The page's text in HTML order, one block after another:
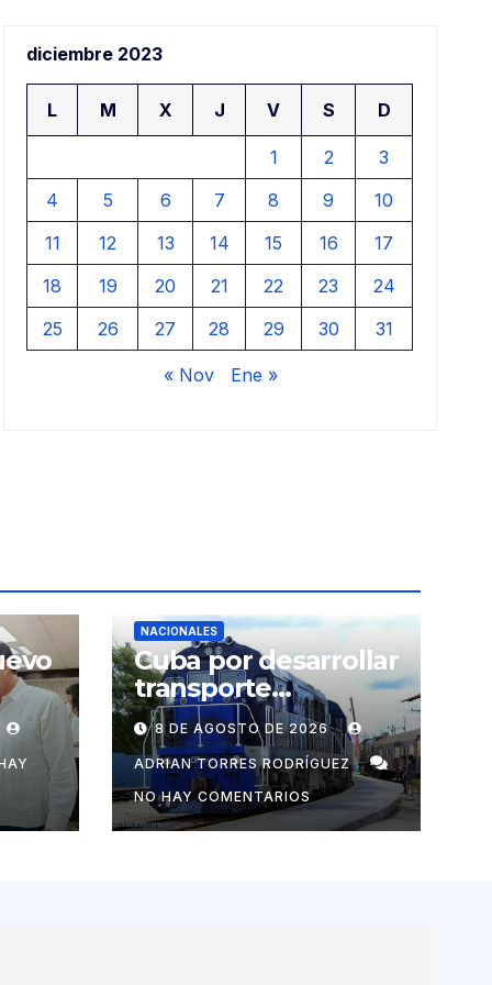
diciembre 2023
L M X J V S D
1 2
3
4
5 6 7 8 9
10
11
12 13 14 15 16
17
18
19 20 21 22 23
24
25
26 27 28 29 30 31
« Nov Ene »
NACIONALES
Cuba por desarrollar
transporte
ferroviario junto con
Rusia
8 DE AGOSTO DE 2026
ADRIAN TORRES RODRÍGUEZ
NO HAY COMENTARIOS